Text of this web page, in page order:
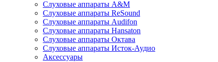
Слуховые аппараты A&M
Слуховые аппараты ReSound
Слуховые аппараты Audifon
Слуховые аппараты Hansaton
Слуховые аппараты Октава
Слуховые аппараты Исток-Аудио
Аксессуары